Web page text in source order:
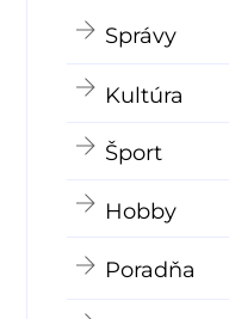
Správy
Kultúra
Šport
Hobby
Poradňa